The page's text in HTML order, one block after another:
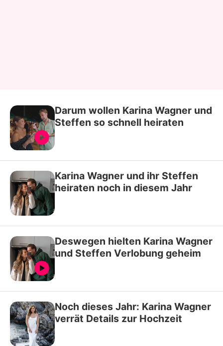
Darum wollen Karina Wagner und
Steffen so schnell heiraten
Karina Wagner und ihr Steffen
heiraten noch in diesem Jahr
Deswegen hielten Karina Wagner
und Steffen Verlobung geheim
Noch dieses Jahr: Karina Wagner
verrät Details zur Hochzeit